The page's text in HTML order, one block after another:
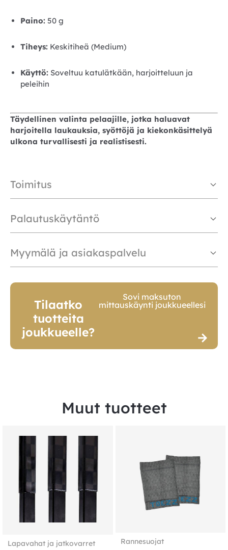
Paino: 50 g
Tiheys: Keskitiheä (Medium)
Käyttö: Soveltuu katulätkään, harjoitteluun ja
peleihin
Täydellinen valinta pelaajille, jotka haluavat
harjoitella laukauksia, syöttöjä ja kiekonkäsittelyä
ulkona turvallisesti ja realistisesti.
Toimitus
Palautuskäytäntö
Myymälä ja asiakaspalvelu
Tilaatko
tuotteita
joukkueelle?
Sovi maksuton
mittauskäynti joukkueellesi
Muut tuotteet
Lapavahat ja jatkovarret
Rannesuojat